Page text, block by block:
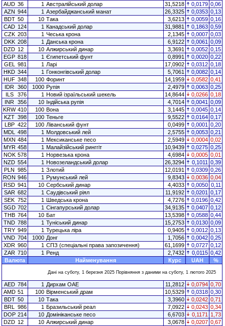
AUD 36 1 Австралійський долар 31,5218 0,0179 0,06
AZN 944 1 Азербайджанський манат 26,3325 0,0353 0,13
BDT 50 10 Така 3,6213 0,0059 0,16
CAD 124 1 Канадський долар 31,9881 0,1863 0,59
CZK 203 1 Чеська крона 2,1345 0,0007 0,03
DKK 208 1 Данська крона 6,9122 0,0061 0,09
DZD 12 10 Алжирський динар 3,3691 0,0052 0,15
EGP 818 1 Єгипетський фунт 0,8991 0,0020 0,22
GEL
981 1 Ларі 17,0902 0,0312 0,18
HKD 344 1 Гонконгівський долар 5,7061 0,0082 0,14
HUF 348 100 Форинт 14,1959 0,0582 0,41
IDR 360 1000 Рупія 2,4979 0,0063 0,25
ILS
376 1 Новий ізраїльський шекель 14,8644 0,0266 0,18
INR 356 10 Індійська рупія 4,7014 0,0041 0,09
KRW 410 100 Вона 3,1445 0,0045 0,14
KZT 398 100 Теньге 9,5522 0,0164 0,17
LBP 422 100 Ліванський фунт 0,0499 0,0001 0,20
MDL
498 1 Молдовський лей 2,5755 0,0053 0,21
MXN 484 1 Мексиканське песо 2,5949 0,0004 0,02
MYR 458 1 Малайзійський ринггіт 10,9439 0,0275 0,25
NOK 578 1 Норвезька крона 4,6984 0,0005 0,01
NZD 554 1 Новозеландський долар 26,3294 0,1011 0,39
PLN 985 1 Злотий 12,0191 0,0309 0,26
RON 946 1 Румунський лей 9,8343 0,0036 0,04
RSD 941 10 Сербський динар 4,4033 0,0050 0,11
SAR 682 1 Саудівський ріял 11,9192 0,0201 0,17
SEK 752 1 Шведська крона 4,7276 0,0196 0,42
SGD 702 1 Сінгапурський долар 34,9135 0,0407 0,12
THB 764 10 Бат 13,5398 0,0588 0,44
TND 788 1 Туніський динар 15,2753 0,0130 0,09
TRY 949 1 Турецька ліра 0,9405 0,0012 0,13
VND 704 1000 Донг 1,7056 0,0042 0,25
XDR 960 1 СПЗ (спеціальні права запозичення) 61,1699 0,0727 0,12
ZAR 710 1 Ренд 2,7432 0,0115 0,42
Валюта
Найменування Курс UAH %
Дані на суботу, 1 березня 2025 Порівняння з даними на суботу, 1 лютого 2025
AED 784 1 Дирхам ОАЕ 11,2812 0,0794 0,70
AMD 51 100 Вірменський драм 10,5329 0,0318 0,30
BDT 50 10 Така 3,3960 0,0242 0,71
BRL
986 1 Бразильський реал 7,0922 0,0243 0,34
DOP 214 10 Домініканське песо 6,6703 0,1171
1,73
DZD 12 10 Алжирський динар 3,0678 0,0207 0,67